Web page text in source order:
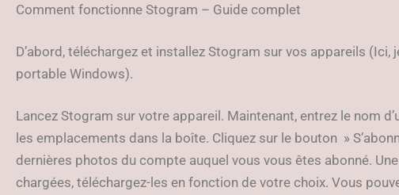
Comment fonctionne Stogram – Guide complet
D’abord, téléchargez et installez Stogram sur vos appareils (Ici,
portable Windows).
Lancez Stogram sur votre appareil. Maintenant, entrez le nom
les emplacements dans la boîte. Cliquez sur le bouton »
dernières photos du compte auquel vous vous êtes abonné.
chargées, téléchargez-les en fonction de votre choix. Vous